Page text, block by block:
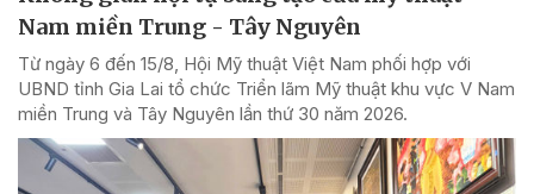
Nam miền Trung - Tây Nguyên
Từ ngày 6 đến 15/8, Hội Mỹ thuật Việt Nam phối hợp với
UBND tỉnh Gia Lai tổ chức Triển lãm Mỹ thuật khu vực V Nam
miền Trung và Tây Nguyên lần thứ 30 năm 2026.